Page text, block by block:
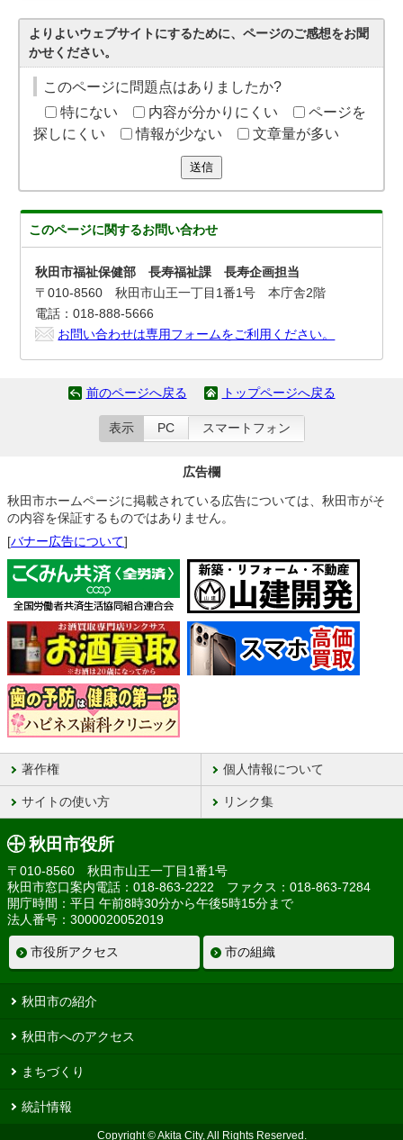
よりよいウェブサイトにするために、ページのご感想をお聞
かせください。
このページに問題点はありましたか?
特にない
内容が分かりにくい
ページを
探しにくい
情報が少ない 文章量が多い
送信
このページに関するお問い合わせ
秋田市福祉保健部 長寿福祉課 長寿企画担当
〒010-8560 秋田市山王一丁目1番1号 本庁舎2階
電話：018-888-5666
お問い合わせは専用フォームをご利用ください。
前のページへ戻る トップページへ戻る
表示 PC スマートフォン
広告欄
秋田市ホームページに掲載されている広告については、秋田市がそ
の内容を保証するものではありません。
[バナー広告について]
著作権 個人情報について
サイトの使い方 リンク集
秋田市役所
〒010-8560 秋田市山王一丁目1番1号
秋田市窓口案内電話：018-863-2222 ファクス：018-863-7284
開庁時間：平日 午前8時30分から午後5時15分まで
法人番号：3000020052019
市役所アクセス 市の組織
秋田市の紹介
秋田市へのアクセス
まちづくり
統計情報
Copyright © Akita City, All Rights Reserved.